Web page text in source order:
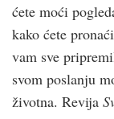
ćete moći
kako ćete
vam sve
svom poslanju
životna. Revija